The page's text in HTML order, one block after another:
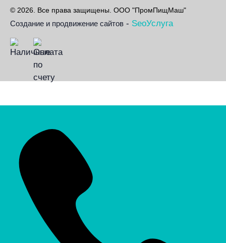
© 2026. Все права защищены. ООО "ПромПищМаш"
Создание и продвижение сайтов - SeoУслуга